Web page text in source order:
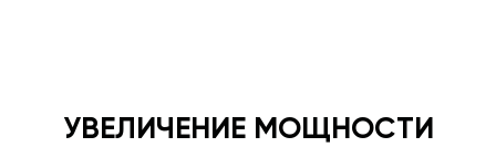
УВЕЛИЧЕНИЕ МОЩНОСТИ